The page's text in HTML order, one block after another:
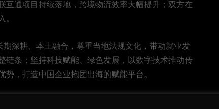
通项目持续落地，跨境物流效率大幅提升；双方在
深耕、本土融合，尊重当地法规文化，带动就业发
条；坚持科技赋能、绿色发展，以数字技术推动传
，打造中国企业抱团出海的赋能平台。
搭台、经贸唱戏”的创新模式，连续多年在北京、